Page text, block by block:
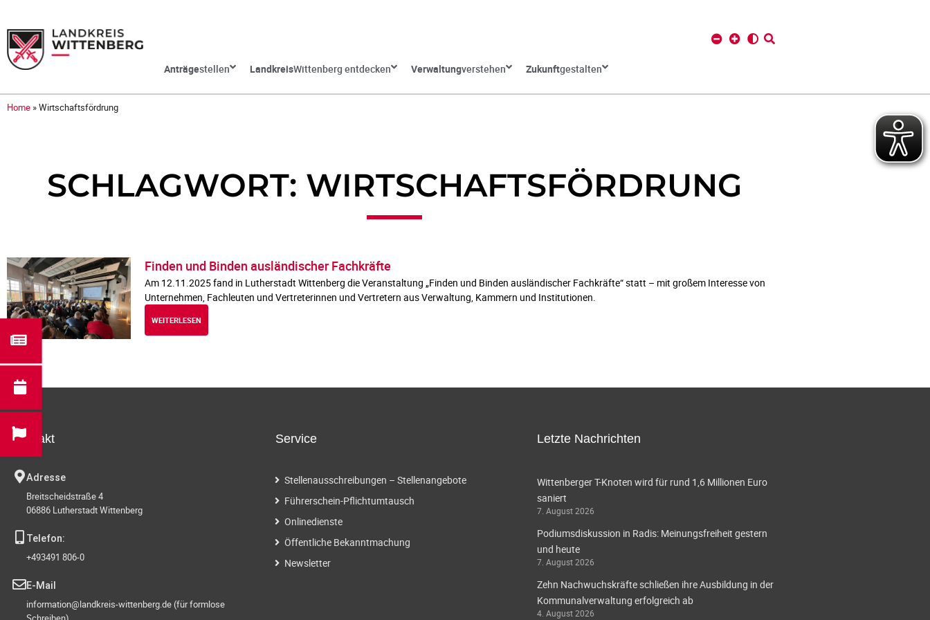
Anträgestellen LandkreisWittenberg entdecken Verwaltungverstehen Zukunftgestalten
Home »Wirtschaftsfördrung
SCHLAGWORT: WIRTSCHAFTSFÖRDRUNG
Finden und Binden ausländischer Fachkräfte
Am 12.11.2025 fand in Lutherstadt Wittenberg die Veranstaltung „Finden und Binden ausländischer Fachkräfte“ statt – mit großem Interesse von
Unternehmen, Fachleuten und Vertreterinnen und Vertretern aus Verwaltung, Kammern und Institutionen.
WEITERLESEN
Kontakt
Adresse
Breitscheidstraße 4
06886 Lutherstadt Wittenberg
Telefon:
+493491 806-0
E-Mail
information@landkreis-wittenberg.de (für formlose
Service
Stellenausschreibungen – Stellenangebote
Führerschein-Pflichtumtausch
Onlinedienste
Öffentliche Bekanntmachung
Newsletter
Letzte Nachrichten
Wittenberger T-Knoten wird für rund 1,6 Millionen Euro
saniert
7. August 2026
Podiumsdiskussion in Radis: Meinungsfreiheit gestern
und heute
7. August 2026
Zehn Nachwuchskräfte schließen ihre Ausbildung in der
Kommunalverwaltung erfolgreich ab
4. August 2026